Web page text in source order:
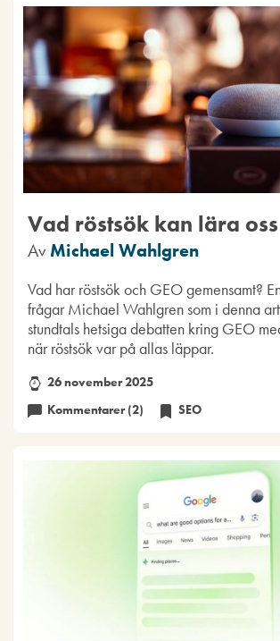
Vad röstsök kan lära
Av Michael Wahlgren
Vad har röstsök och GEO gemensamt?
frågar Michael Wahlgren som i denna
stundtals hetsiga debatten kring GEO
när röstsök var på allas läppar.
26 november 2025
Kommentarer (2)
SEO